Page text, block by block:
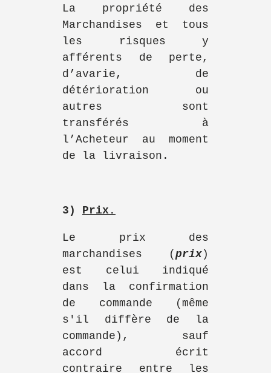
La propriété des
Marchandises et tous
les risques y
afférents de perte,
d’avarie, de
détérioration ou
autres sont
transférés à
l’Acheteur au moment
de la livraison.
3) Prix.
Le prix des
marchandises (prix)
est celui indiqué
dans la confirmation
de commande (même
s'il diffère de la
commande), sauf
accord écrit
contraire entre les